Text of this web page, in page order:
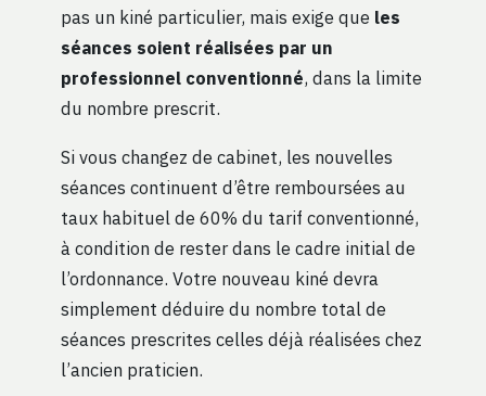
pas un kiné particulier, mais exige que les
séances soient réalisées par un
professionnel conventionné, dans la limite
du nombre prescrit.
Si vous changez de cabinet, les nouvelles
séances continuent d’être remboursées au
taux habituel de 60% du tarif conventionné,
à condition de rester dans le cadre initial de
l’ordonnance. Votre nouveau kiné devra
simplement déduire du nombre total de
séances prescrites celles déjà réalisées chez
l’ancien praticien.